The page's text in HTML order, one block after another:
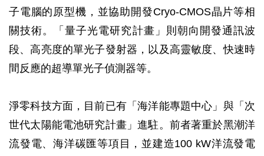
子電腦的原型機，並協助開發Cryo-CMOS晶片等相
關技術。「量子光電研究計畫」則朝向開發通訊波
段、高亮度的單光子發射器，以及高靈敏度、快速時
間反應的超導單光子偵測器等。
淨零科技方面，目前已有「海洋能專題中心」與「次
世代太陽能電池研究計畫」進駐。前者著重於黑潮洋
流發電、海洋碳匯等項目，並建造100 kW洋流發電